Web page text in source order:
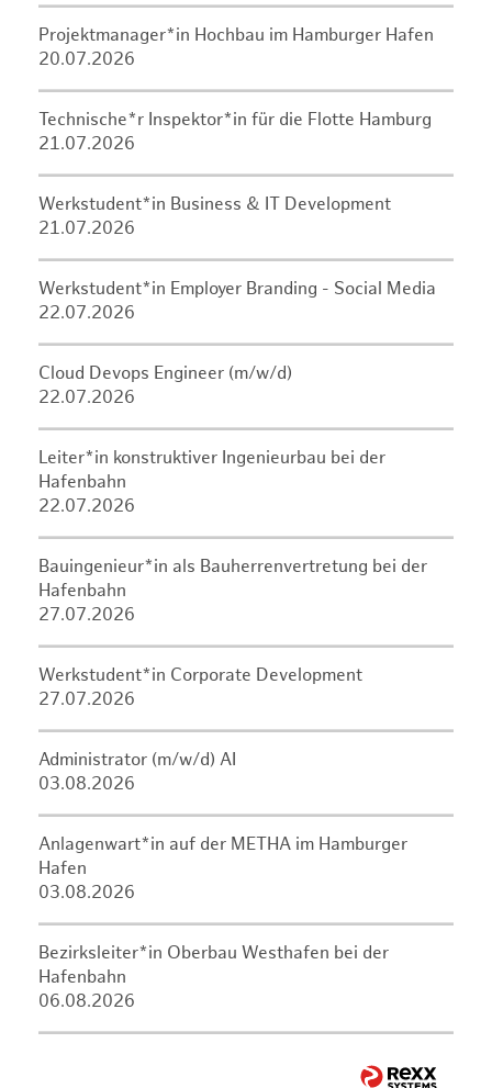
Projektmanager*in Hochbau im Hamburger Hafen
20.07.2026
Technische*r Inspektor*in für die Flotte Hamburg
21.07.2026
Werkstudent*in Business & IT Development
21.07.2026
Werkstudent*in Employer Branding - Social Media
22.07.2026
Cloud Devops Engineer (m/w/d)
22.07.2026
Leiter*in konstruktiver Ingenieurbau bei der
Hafenbahn
22.07.2026
Bauingenieur*in als Bauherrenvertretung bei der
Hafenbahn
27.07.2026
Werkstudent*in Corporate Development
27.07.2026
Administrator (m/w/d) AI
03.08.2026
Anlagenwart*in auf der METHA im Hamburger
Hafen
03.08.2026
Bezirksleiter*in Oberbau Westhafen bei der
Hafenbahn
06.08.2026